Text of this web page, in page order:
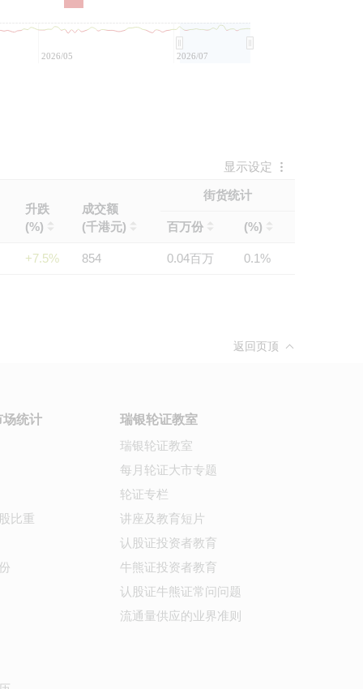
2026/05 2026/07
显示设定
升跌
(%)
成交额
(千港元)
街货统计
百万份 (%)
+7.5% 854 0.04百万 0.1%
返回页顶
场统计
比重
瑞银轮证教室
瑞银轮证教室
每月轮证大市专题
轮证专栏
讲座及教育短片
认股证投资者教育
牛熊证投资者教育
认股证牛熊证常问问题
流通量供应的业界准则